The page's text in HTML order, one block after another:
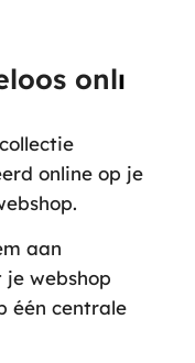
onl
online op je
aan
webshop
één centrale